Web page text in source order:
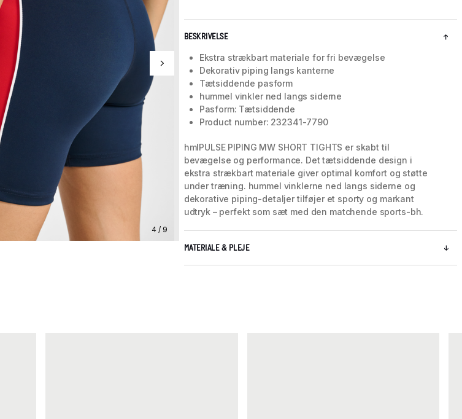
4 / 9 5 / 9
BESKRIVELSE
Ekstra strækbart materiale for fri bevægelse
Dekorativ piping langs kanterne
Tætsiddende pasform
hummel vinkler ned langs siderne
Pasform: Tætsiddende
Product number: 232341-7790
hmlPULSE PIPING MW SHORT TIGHTS er skabt til
bevægelse og performance. Det tætsiddende design i
ekstra strækbart materiale giver optimal komfort og støtte
under træning. hummel vinklerne ned langs siderne og
dekorative piping-detaljer tilføjer et sporty og markant
udtryk – perfekt som sæt med den matchende sports-bh.
MATERIALE & PLEJE